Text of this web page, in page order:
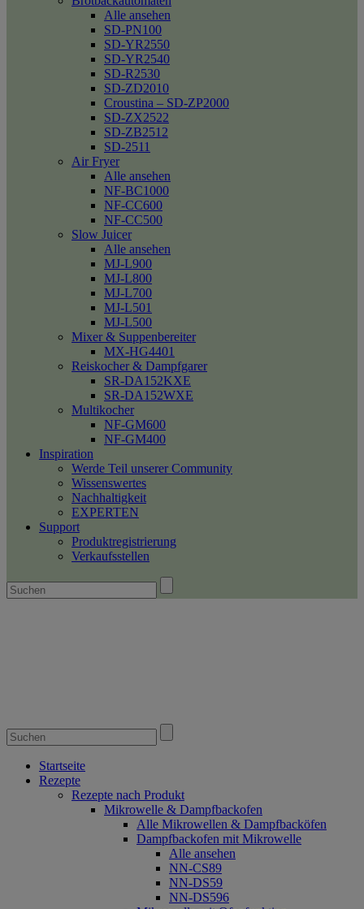
Alle ansehen
SD-PN100
SD-YR2550
SD-YR2540
SD-R2530
SD-ZD2010
Croustina – SD-ZP2000
SD-ZX2522
SD-ZB2512
SD-2511
Air Fryer
Alle ansehen
NF-BC1000
NF-CC600
NF-CC500
Slow Juicer
Alle ansehen
MJ-L900
MJ-L800
MJ-L700
MJ-L501
MJ-L500
Mixer & Suppenbereiter
MX-HG4401
Reiskocher & Dampfgarer
SR-DA152KXE
SR-DA152WXE
Multikocher
NF-GM600
NF-GM400
Inspiration
Werde Teil unserer Community
Wissenswertes
Nachhaltigkeit
EXPERTEN
Support
Produktregistrierung
Verkaufsstellen
Startseite
Rezepte
Rezepte nach Produkt
Mikrowelle & Dampfbackofen
Alle Mikrowellen & Dampfbacköfen
Dampfbackofen mit Mikrowelle
Alle ansehen
NN-CS89
NN-DS59
NN-DS596